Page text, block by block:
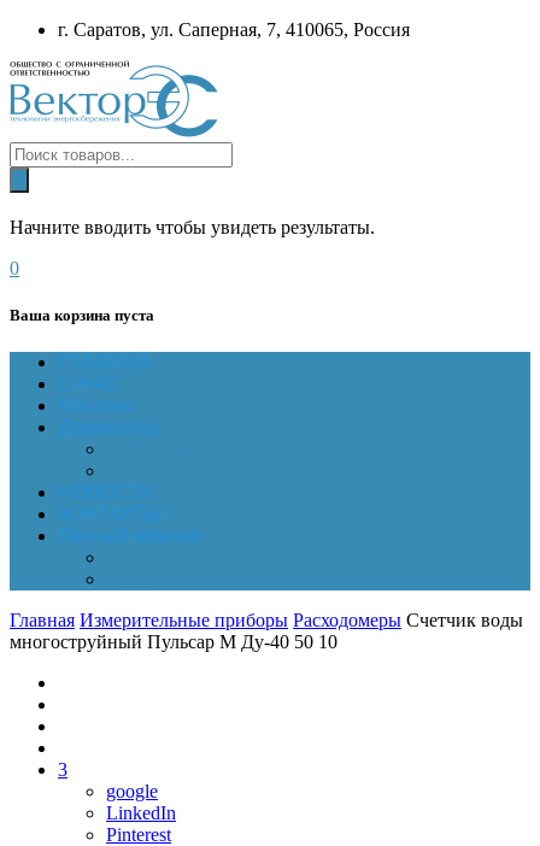
г. Саратов, ул. Саперная, 7, 410065, Россия
Начните вводить чтобы увидеть результаты.
0
Ваша корзина пуста
ГЛАВНАЯ
О НАС
Магазин
Документы
НОВОСТИ
КОНТАКТЫ
Личный кабинет
Главная Измерительные приборы Расходомеры Счетчик воды
многоструйный Пульсар М Ду-40 50 10
3
google
LinkedIn
Pinterest